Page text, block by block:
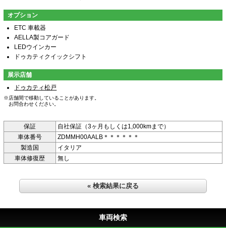
オプション
ETC 車載器
AELLA製コアガード
LEDウインカー
ドゥカティクイックシフト
展示店舗
ドゥカティ松戸
※店舗間で移動していることがあります。
お問合わせください。
保証
自社保証（3ヶ月もしくは1,000kmまで）
車体番号
ZDMMH00AALB＊＊＊＊＊＊
製造国
イタリア
車体修復歴
無し
« 検索結果に戻る
車両検索